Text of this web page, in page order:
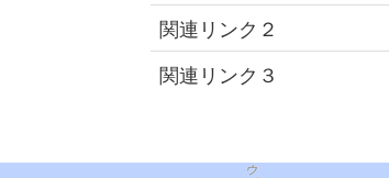
関連リンク２
関連リンク３